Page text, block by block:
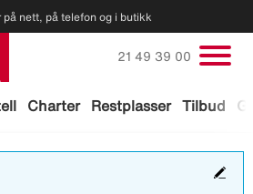
på nett, på telefon og i butikk
Charter Restplasser Tilbud
Ring oss på
21 49 39 00